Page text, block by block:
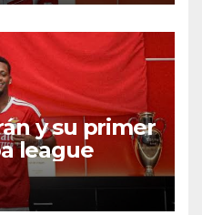
y su primer
league